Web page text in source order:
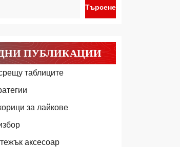
Търсене
ПУБЛИКАЦИИ
таблиците
за лайкове
аксесоар